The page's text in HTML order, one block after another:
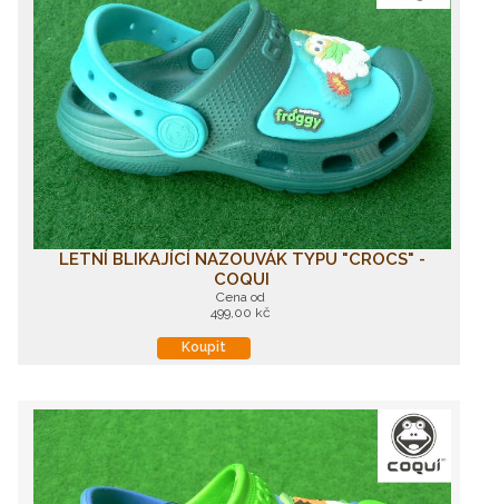
LETNÍ BLIKAJÍCÍ NAZOUVÁK TYPU "CROCS" -
COQUI
Cena od
499,00 kč
Koupit